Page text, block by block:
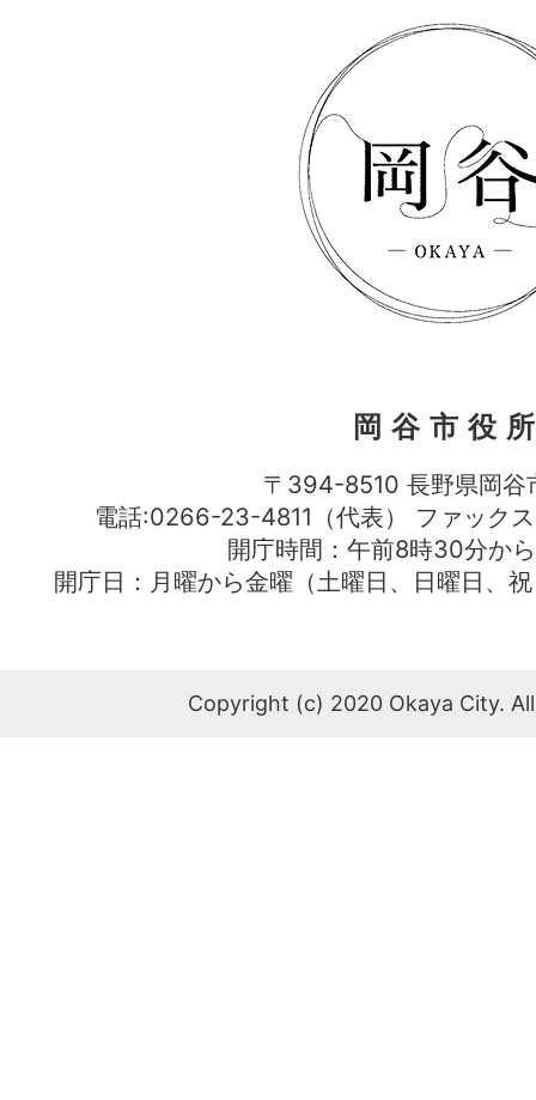
岡谷市役
〒394-8510 長野県岡谷
電話:0266-23-4811（代表） ファッ
開庁時間：午前8時30分か
開庁日：月曜から金曜（土曜日、日曜日、
Copyright (c) 2020 Okaya City.